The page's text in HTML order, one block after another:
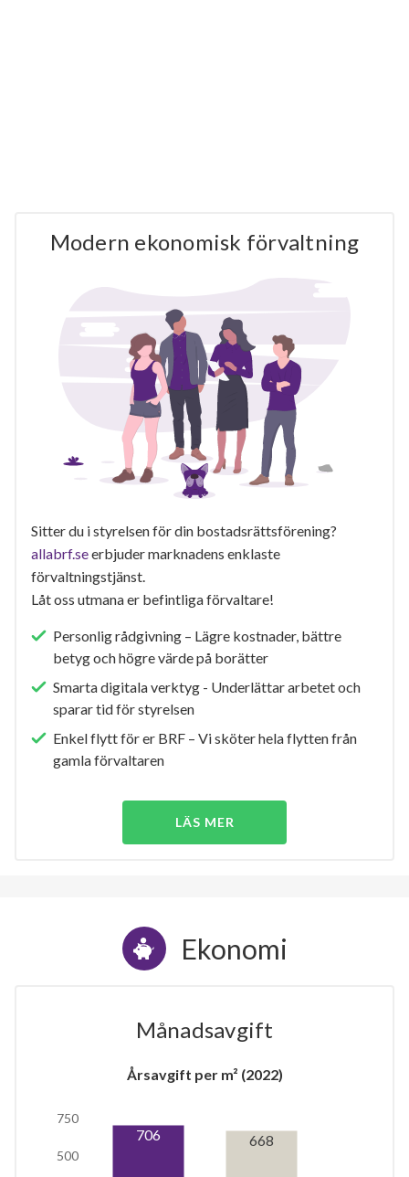
Modern ekonomisk förvaltning
Sitter du i styrelsen för din bostadsrättsförening?
allabrf.seerbjuder marknadens enklaste
förvaltningstjänst.
Låt oss utmana er befintliga förvaltare!
Personlig rådgivning – Lägre kostnader, bättre
betyg och högre värde på borätter
Smarta digitala verktyg - Underlättar arbetet och
sparar tid för styrelsen
Enkel flytt för er BRF – Vi sköter hela flytten från
gamla förvaltaren
LÄS MER
Ekonomi
Månadsavgift
Årsavgift per m² (2022)
500
750
706 668